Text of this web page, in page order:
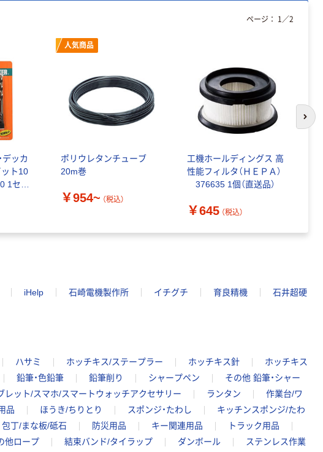
デッカ
ト10
1セッ
人気商品
ポリウレタンチューブ
20m巻
￥954~ （税込）
工機ホールディングス 高
性能フィルタ（ＨＥＰＡ）
376635 1個（直送品）
￥645 （税込）
ページ： 1 ／2
次
iHelp 石崎電機製作所 イチグチ 育良精機
石井超硬
ハサミ ホッチキス/ステープラー ホッチキス針
ホッチキス
鉛筆・色鉛筆 鉛筆削り シャープペン
その他 鉛筆・シャー
レット/スマホ/スマートウォッチアクセサリー ランタン
作業台/ワ
品 ほうき/ちりとり スポンジ・たわし
キッチンスポンジ/たわ
包丁/まな板/砥石 防災用品 キー関連用品
トラック用品
他ロープ 結束バンド/タイラップ ダンボール
ステンレス作業
トイ
じシ
製紙
トイ
ナー
ート
コンパクト ビ
パー ダブル60
ｍ 再生紙
100% 6ロール
リサイクル100
芯あり FSC認
￥460~ （税込）